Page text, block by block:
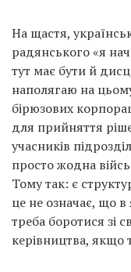
На щастя,
радянського «я
тут має бути й
наполягаю на
бірюзових
для прийняття
учасників
просто жодна
Тому так: є
це не означає, що
треба боротися зі
керівництва, якщо